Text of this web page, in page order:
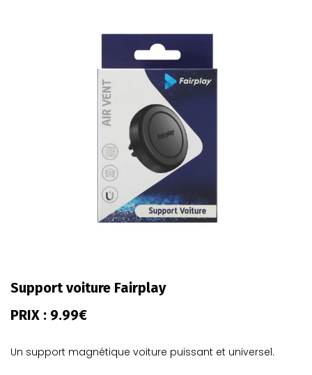
Support voiture Fairplay
PRIX : 9.99€
Un support magnétique voiture puissant et universel.